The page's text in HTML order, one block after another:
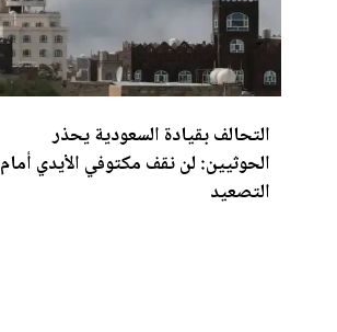
التحالف بقيادة السعودية يحذر
الحوثيين: لن نقف مكتوفي الأيدي أمام
التصعيد